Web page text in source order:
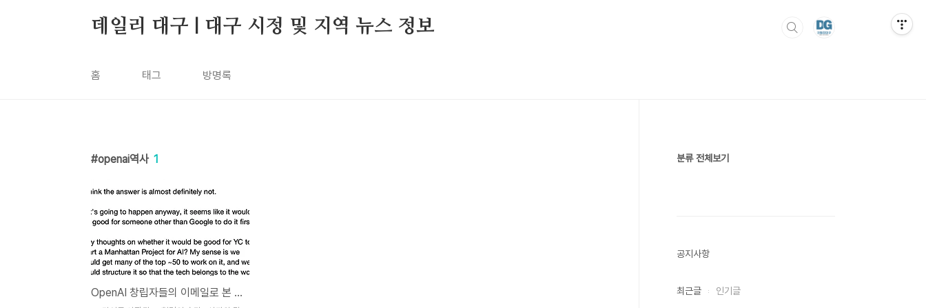
데일리 대구 | 대구 시정 및 지역 뉴스 정보
홈 태그 방명록
openai역사 1
OpenAI 창립자들의 이메일로 본 격동의 초기 역사... "신뢰와 갈등의 기록"
분류 전체보기
공지사항
최근글 인기글